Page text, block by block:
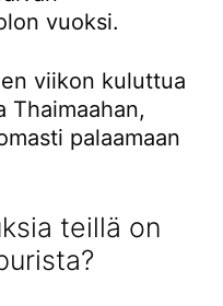
vuoksi.
viikon kuluttua
Thaimaahan,
palaamaan
teillä on